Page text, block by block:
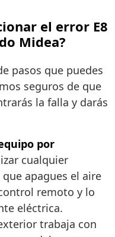
el error E8
Midea?
pasos que puedes
seguros de que
la falla y darás
por
cualquier
apagues el aire
remoto y lo
eléctrica.
trabaja con